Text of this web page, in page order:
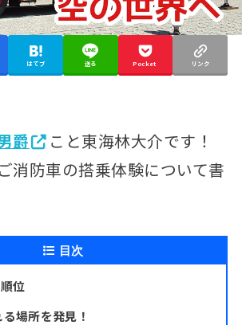
はてブ 送る Pocket リンク
爵
こと東海林大介です！
消防車の搭乗体験について書
目次
位
る場所を発見！